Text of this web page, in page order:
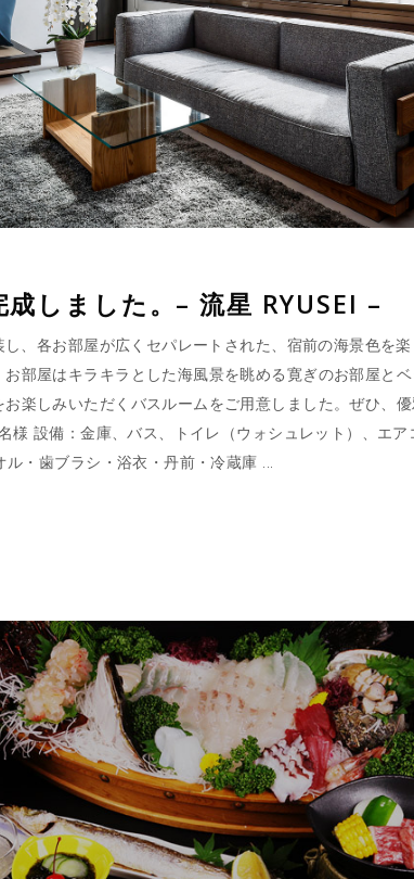
しました。– 流星 RYUSEI –
、各お部屋が広くセパレートされた、宿前の海景色を
部屋はキラキラとした海風景を眺める寛ぎのお部屋とベ
楽しみいただくバスルームをご用意しました。ぜひ、
様 設備：金庫、バス、トイレ（ウォシュレット）、エア
・歯ブラシ・浴衣・丹前・冷蔵庫